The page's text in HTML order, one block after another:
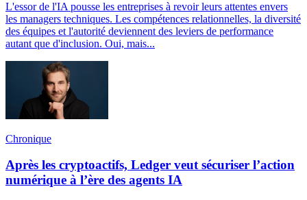
L'essor de l'IA pousse les entreprises à revoir leurs attentes envers
les managers techniques. Les compétences relationnelles, la diversité
des équipes et l'autorité deviennent des leviers de performance
autant que d'inclusion. Oui, mais...
Chronique
Après les cryptoactifs, Ledger veut sécuriser l’action
numérique à l’ère des agents IA